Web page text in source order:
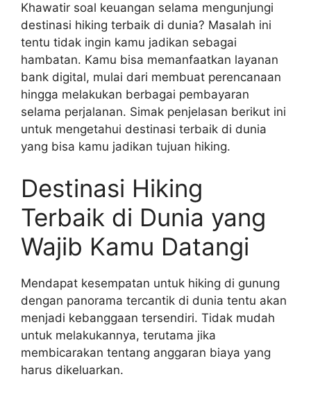
Khawatir soal keuangan selama mengunjungi
destinasi hiking terbaik di dunia? Masalah ini
tentu tidak ingin kamu jadikan sebagai
hambatan. Kamu bisa memanfaatkan layanan
bank digital, mulai dari membuat perencanaan
hingga melakukan berbagai pembayaran
selama perjalanan. Simak penjelasan berikut ini
untuk mengetahui destinasi terbaik di dunia
yang bisa kamu jadikan tujuan hiking.
Destinasi Hiking
Terbaik di Dunia yang
Wajib Kamu Datangi
Mendapat kesempatan untuk hiking di gunung
dengan panorama tercantik di dunia tentu akan
menjadi kebanggaan tersendiri. Tidak mudah
untuk melakukannya, terutama jika
membicarakan tentang anggaran biaya yang
harus dikeluarkan.